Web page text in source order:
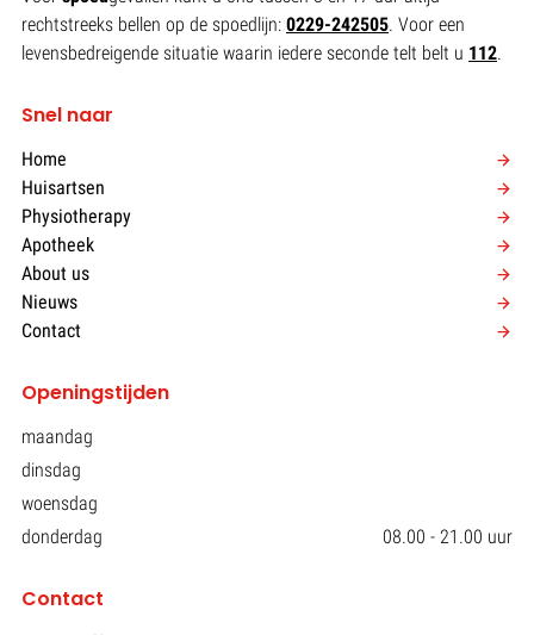
rechtstreeks bellen op de spoedlijn: 0229-242505. Voor een
levensbedreigende situatie waarin iedere seconde telt belt u 112.
Snel naar
Home
Huisartsen
Physiotherapy
Apotheek
About us
Nieuws
Contact
Openingstijden
maandag
dinsdag
woensdag
donderdag
08.00 - 21.00 uur
Contact